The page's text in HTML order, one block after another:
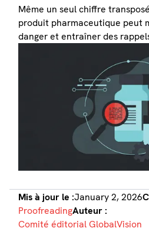
Même un seul chiffre
produit pharmaceutique peut
danger et entraîner des
Mis à jour le :January 2, 2026
ProofreadingAuteur :
Comité éditorial GlobalVision